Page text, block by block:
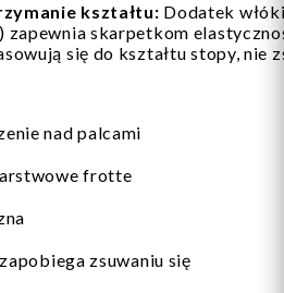
kształtu: Dodatek
zapewnia skarpetkom
się do kształtu stopy, nie
nad palcami
frotte
zsuwaniu się